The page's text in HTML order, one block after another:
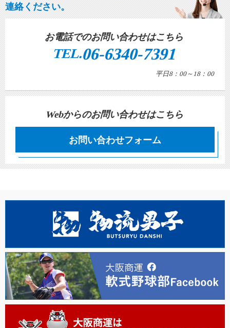
連絡ください。
お電話でのお問い合わせはこちら
TEL.06-6340-7391
平日8：00～18：00
Webからのお問い合わせはこちら
お問い合わせフォーム